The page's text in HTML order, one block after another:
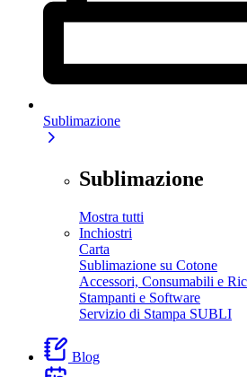
Sublimazione
Sublimazione
Mostra tutti
Inchiostri
Carta
Sublimazione su Cotone
Accessori, Consumabili e
Stampanti e Software
Servizio di Stampa SUBLI
Blog